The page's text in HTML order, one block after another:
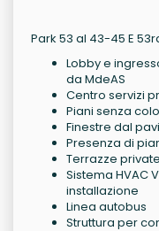
Park 53 al 43-45 E
Lobby e
da MdeAS
Centro servizi
Piani senza
Finestre dal
Presenza di
Terrazze
Sistema HVAC
installazione
Linea autobus
Struttura per